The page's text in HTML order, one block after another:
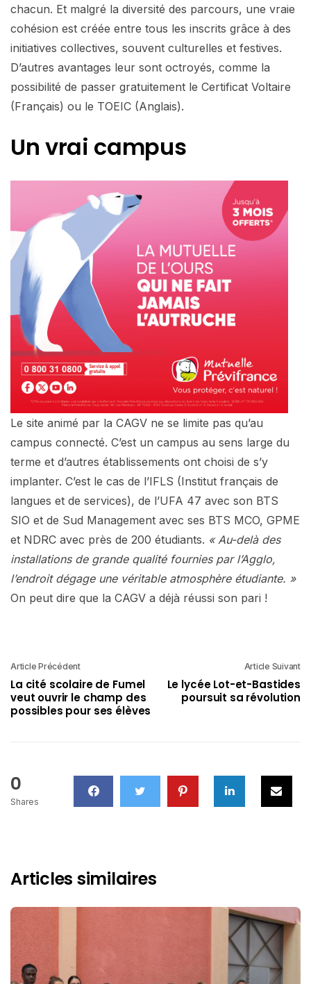
chacun. Et malgré la diversité des parcours, une vraie
cohésion est créée entre tous les inscrits grâce à des
initiatives collectives, souvent culturelles et festives.
D’autres avantages leur sont octroyés, comme la
possibilité de passer gratuitement le Certificat Voltaire
(Français) ou le TOEIC (Anglais).
Un vrai campus
Le site animé par la CAGV ne se limite pas qu’au
campus connecté. C’est un campus au sens large du
terme et d’autres établissements ont choisi de s’y
implanter. C’est le cas de l’IFLS (Institut français de
langues et de services), de l’UFA 47 avec son BTS
SIO et de Sud Management avec ses BTS MCO, GPME
et NDRC avec près de 200 étudiants. « Au-delà des
installations de grande qualité fournies par l’Agglo,
l’endroit dégage une véritable atmosphère étudiante. »
On peut dire que la CAGV a déjà réussi son pari !
Article Précédent
La cité scolaire de Fumel
veut ouvrir le champ des
possibles pour ses élèves
Article Suivant
Le lycée Lot-et-Bastides
poursuit sa révolution
0
Shares
Articles similaires